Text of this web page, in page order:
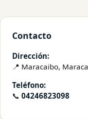
Contacto
Dirección:
📍 Maracaibo,
Teléfono:
📞 04246823098